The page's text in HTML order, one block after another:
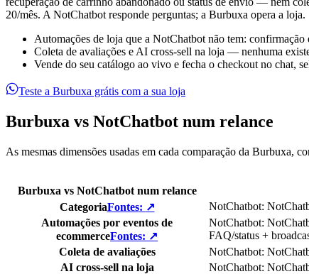
20/mês. A NotChatbot responde perguntas; a Burbuxa opera a loja.
Automações de loja que a NotChatbot não tem:
Coleta de avaliações e AI cross-sell na loja — nenhuma
Vende do seu catálogo ao vivo e fecha o checkout no chat,
Teste a Burbuxa grátis com a sua loja
Burbuxa vs NotChatbot num relance
As mesmas dimensões usadas em cada comparação da Burbuxa,
Burbuxa vs NotChatbot num relance
CategoriaFontes: ↗ NotChatbot:
Automações por eventos de
ecommerceFontes: ↗
NotChatbot:
FAQ/status +
Coleta de avaliações
NotChatbot:
AI cross-sell na loja
NotChatbot: